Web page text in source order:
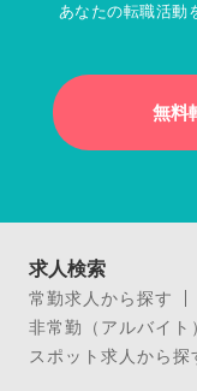
あなたの転職活動
無料
求人検索
常勤求人から探す
非常勤（アルバイト
スポット求人から探